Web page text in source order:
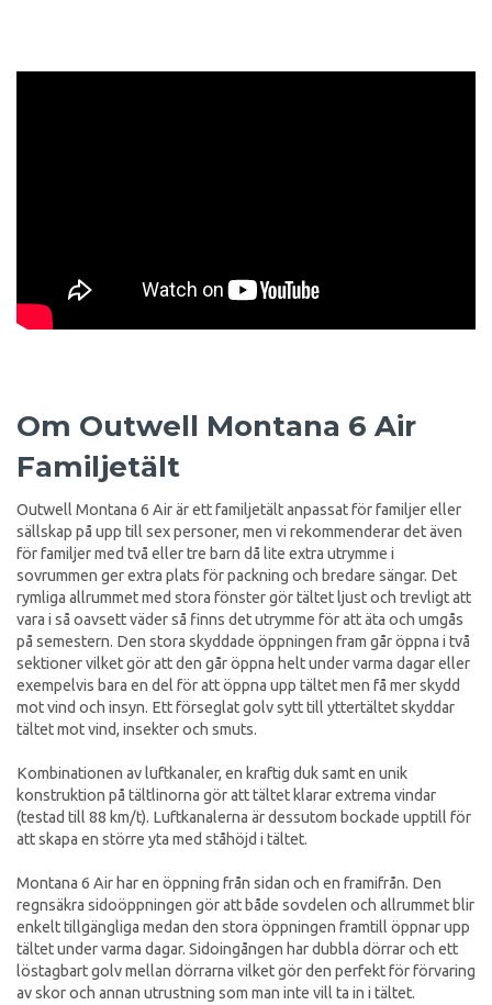
Om Outwell Montana 6 Air
Familjetält
Outwell Montana 6 Air är ett familjetält anpassat för familjer eller
sällskap på upp till sex personer, men vi rekommenderar det även
för familjer med två eller tre barn då lite extra utrymme i
sovrummen ger extra plats för packning och bredare sängar. Det
rymliga allrummet med stora fönster gör tältet ljust och trevligt att
vara i så oavsett väder så finns det utrymme för att äta och umgås
på semestern. Den stora skyddade öppningen fram går öppna i två
sektioner vilket gör att den går öppna helt under varma dagar eller
exempelvis bara en del för att öppna upp tältet men få mer skydd
mot vind och insyn. Ett förseglat golv sytt till yttertältet skyddar
tältet mot vind, insekter och smuts.
Kombinationen av luftkanaler, en kraftig duk samt en unik
konstruktion på tältlinorna gör att tältet klarar extrema vindar
(testad till 88 km/t). Luftkanalerna är dessutom bockade upptill för
att skapa en större yta med ståhöjd i tältet.
Montana 6 Air har en öppning från sidan och en framifrån. Den
regnsäkra sidoöppningen gör att både sovdelen och allrummet blir
enkelt tillgängliga medan den stora öppningen framtill öppnar upp
tältet under varma dagar. Sidoingången har dubbla dörrar och ett
löstagbart golv mellan dörrarna vilket gör den perfekt för förvaring
av skor och annan utrustning som man inte vill ta in i tältet.